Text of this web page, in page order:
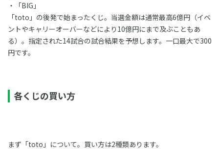
・「BIG」
「toto」の後発で始まったくじ。当選金額は通常最高6億円（イベ
ントやキャリーオーバーなどにより10億円にまで及ぶこともあ
る）。指定された14試合の試合結果を予想します。一口最大で300
円です。
各くじの買い方
まず「toto」について。買い方は2種類あります。